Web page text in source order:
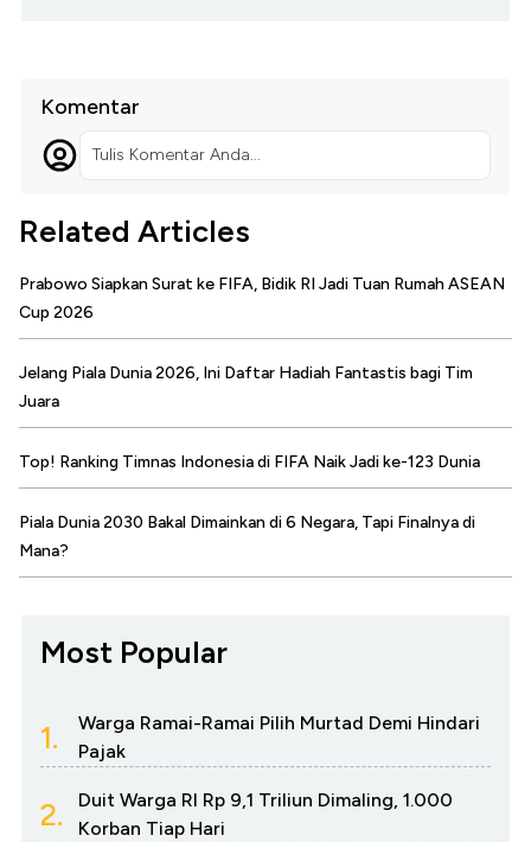
Komentar
Tulis Komentar Anda...
Related Articles
Prabowo Siapkan Surat ke FIFA, Bidik RI Jadi Tuan Rumah ASEAN
Cup 2026
Jelang Piala Dunia 2026, Ini Daftar Hadiah Fantastis bagi Tim
Juara
Top! Ranking Timnas Indonesia di FIFA Naik Jadi ke-123 Dunia
Piala Dunia 2030 Bakal Dimainkan di 6 Negara, Tapi Finalnya di
Mana?
Most Popular
1.
Warga Ramai-Ramai Pilih Murtad Demi Hindari
Pajak
2.
Duit Warga RI Rp 9,1 Triliun Dimaling, 1.000
Korban Tiap Hari